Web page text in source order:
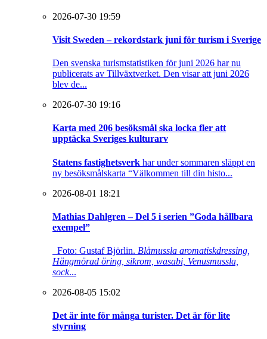
2026-07-30 19:59
Visit Sweden – rekordstark juni för turism i Sverige
Den svenska turismstatistiken för juni 2026 har nu
publicerats av Tillväxtverket. Den visar att juni 2026
blev de...
2026-07-30 19:16
Karta med 206 besöksmål ska locka fler att
upptäcka Sveriges kulturarv
Statens fastighetsverk har under sommaren släppt en
ny besöksmålskarta “Välkommen till din histo...
2026-08-01 18:21
Mathias Dahlgren – Del 5 i serien ”Goda hållbara
exempel”
Foto: Gustaf Björlin. Blåmussla aromatiskdressing,
Hängmörad öring, sikrom, wasabi, Venusmussla,
sock...
2026-08-05 15:02
Det är inte för många turister. Det är för lite
styrning